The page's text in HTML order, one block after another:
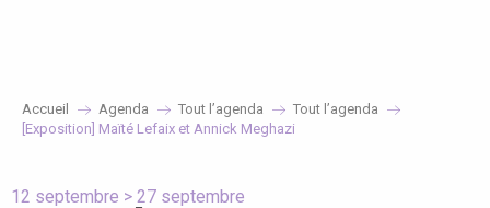
Accueil Agenda Tout l’agenda
Tout l’agenda
[Exposition] Maïté Lefaix et Annick Meghazi
12 septembre > 27 septembre